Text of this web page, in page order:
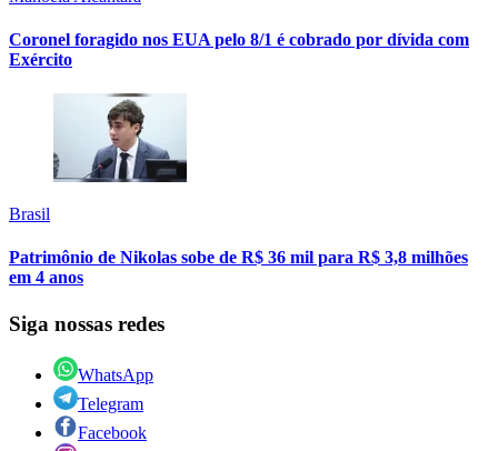
Coronel foragido nos EUA pelo 8/1 é cobrado por dívida com
Exército
Brasil
Patrimônio de Nikolas sobe de R$ 36 mil para R$ 3,8 milhões
em 4 anos
Siga nossas redes
WhatsApp
Telegram
Facebook